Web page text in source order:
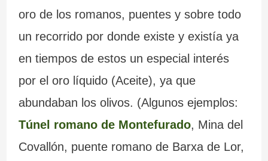
oro de los romanos, puentes y sobre todo
un recorrido por donde existe y existía ya
en tiempos de estos un especial interés
por el oro líquido (Aceite), ya que
abundaban los olivos. (Algunos ejemplos:
Túnel romano de Montefurado, Mina del
Covallón, puente romano de Barxa de Lor,